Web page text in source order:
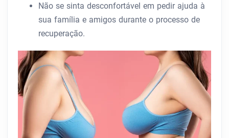
Não se sinta desconfortável em pedir ajuda à
sua família e amigos durante o processo de
recuperação.